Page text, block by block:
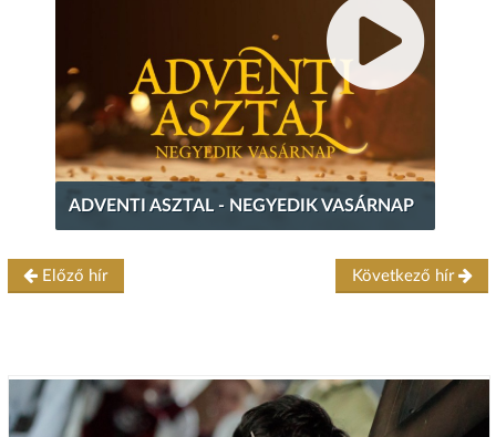
ADVENTI ASZTAL - NEGYEDIK VASÁRNAP
Előző hír Következő hír